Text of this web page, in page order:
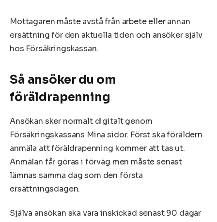
Mottagaren måste avstå från arbete eller annan
ersättning för den aktuella tiden och ansöker själv
hos Försäkringskassan.
Så ansöker du om
föräldrapenning
Ansökan sker normalt digitalt genom
Försäkringskassans Mina sidor. Först ska föräldern
anmäla att föräldrapenning kommer att tas ut.
Anmälan får göras i förväg men måste senast
lämnas samma dag som den första
ersättningsdagen.
Själva ansökan ska vara inskickad senast 90 dagar